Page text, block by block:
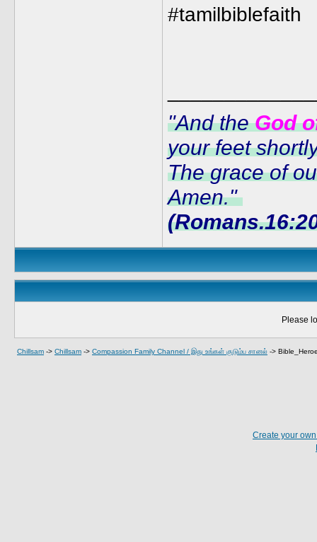
#tamilbiblefaith
"And theGod
your feet
The grace of
Amen."
Please
Chillsam -> Chillsam -> Compassion Family Channel / இது உங்கள் குடும்ப சானல் ->
Create your